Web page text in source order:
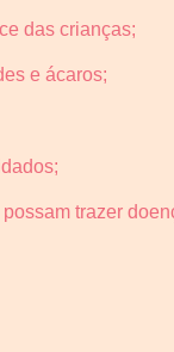
das crianças;
e ácaros;
trazer